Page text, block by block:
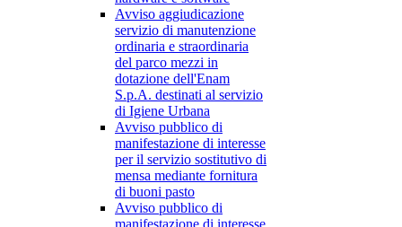
Avviso aggiudicazione
servizio di manutenzione
ordinaria e straordinaria
del parco mezzi in
dotazione dell'Enam
S.p.A. destinati al servizio
di Igiene Urbana
Avviso pubblico di
manifestazione di interesse
per il servizio sostitutivo di
mensa mediante fornitura
di buoni pasto
Avviso pubblico di
manifestazione di interesse